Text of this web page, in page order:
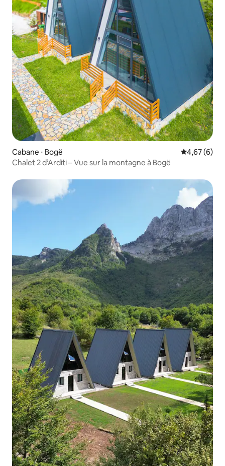
Cabane ⋅ Bogë Évaluation
4,67 (6)
Chalet 2 d’Arditi – Vue sur la montagne à Bogë